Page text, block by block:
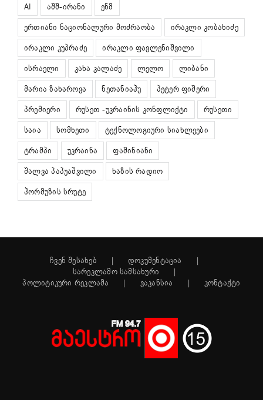
AI აშშ-ირანი
ენმ
ერთიანი ნაციონალური მოძრაობა
ირაკლი კობახიძე
ირაკლი კუპრაძე
ირაკლი ფავლენიშვილი
ისრაელი
კახა კალაძე ლელო
ლიბანი
მარია ზახაროვა
ნეთანიაჰუ
პეტერ ფიშერი
პრემიერი
რუსეთ -უკრაინის კონფლიქტი
რუსეთი
საია
სომხეთი
ტექნოლოგიური სიახლეები
ტრამპი
უკრაინა
ფაშინიანი
შალვა პაპუაშვილი
ხაზის რადიო
ჰორმუზის სრუტე
ჩვენ შესახებ
დოკუმენტაცია
სარეკლამო სამსახური
პოლიტიკური რეკლამა
ვაკანსია კონტაქტი